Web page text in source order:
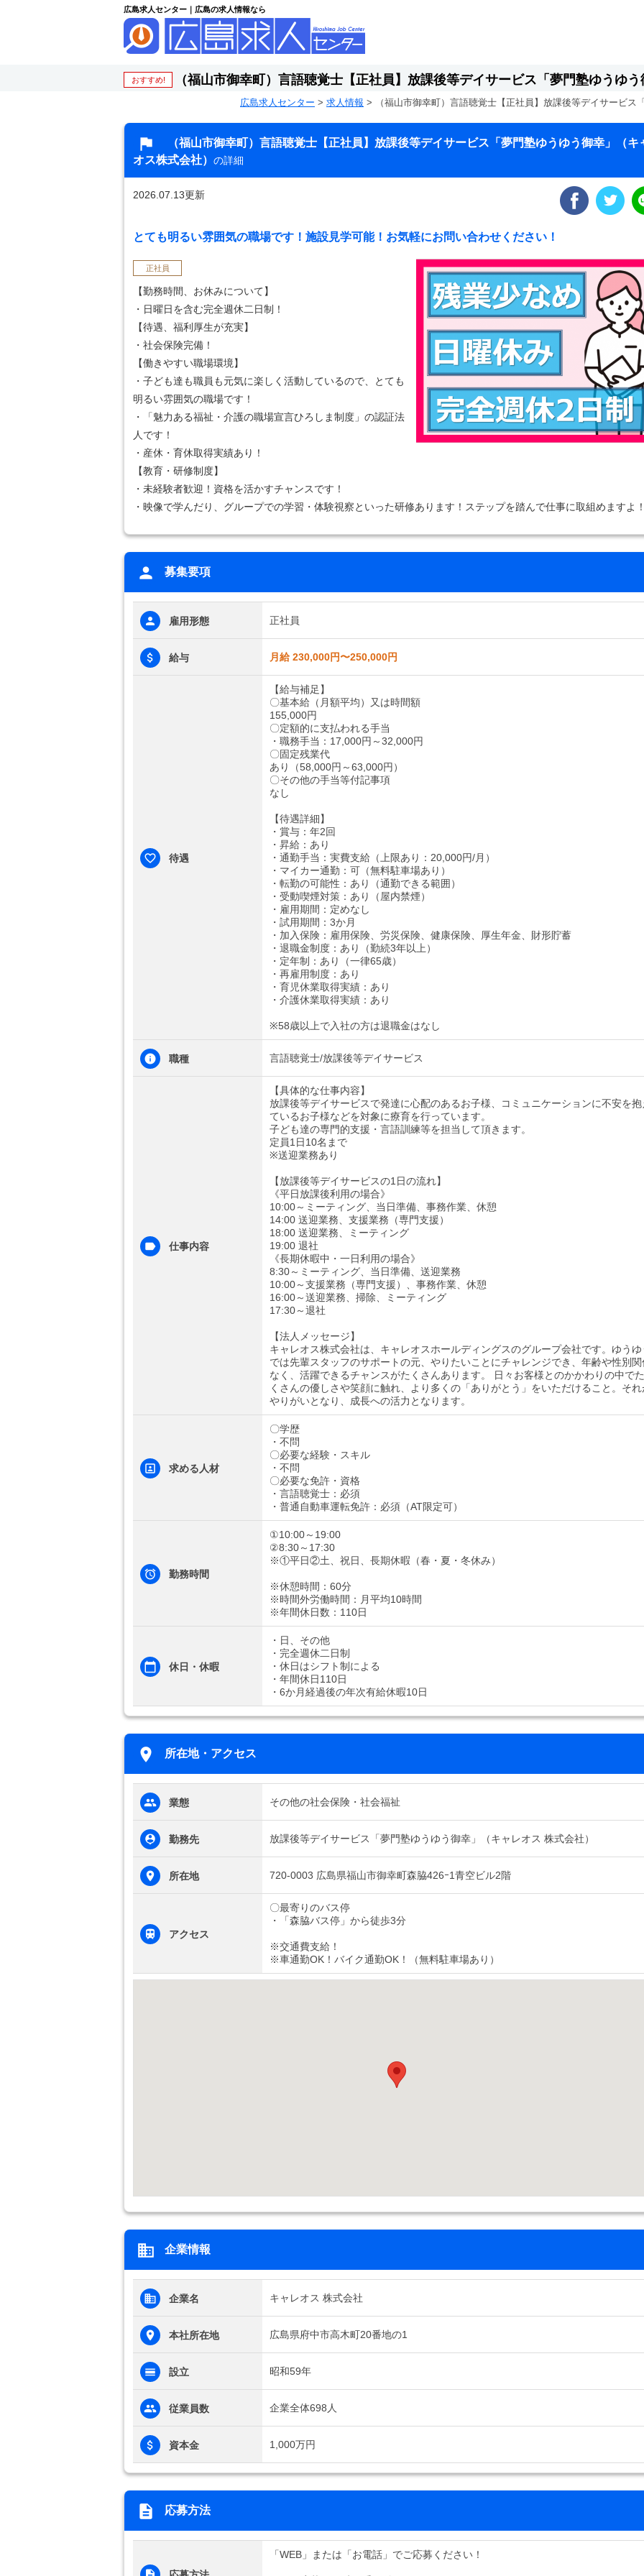
広島求人センター｜広島の求人情報なら
おすすめ! （福山市御幸町）言語聴覚士【正社員】放課後等デイサービス「夢門塾ゆうゆ
広島求人センター > 求人情報 > （福山市御幸町）言語聴覚士【正社員】放課後等デイサービ
（福山市御幸町）言語聴覚士【正社員】放課後等デイサービス「夢門塾ゆうゆう御幸」（キ
オス株式会社） の詳細
2026.07.13更新
とても明るい雰囲気の職場です！施設見学可能！お気軽にお問い合わせください！
正社員
【勤務時間、お休みについて】
・日曜日を含む完全週休二日制！
【待遇、福利厚生が充実】
・社会保険完備！
【働きやすい職場環境】
・子ども達も職員も元気に楽しく活動しているので、とても
明るい雰囲気の職場です！
・「魅力ある福祉・介護の職場宣言ひろしま制度」の認証法
人です！
・産休・育休取得実績あり！
【教育・研修制度】
・未経験者歓迎！資格を活かすチャンスです！
・映像で学んだり、グループでの学習・体験視察といった研修あります！ステップを踏んで仕事に取組めますよ
募集要項
雇用形態 正社員
給与 月給 230,000円〜250,000円
待遇
【給与補足】
〇基本給（月額平均）又は時間額
155,000円
〇定額的に支払われる手当
・職務手当：17,000円～32,000円
〇固定残業代
あり（58,000円～63,000円）
〇その他の手当等付記事項
なし
【待遇詳細】
・賞与：年2回
・昇給：あり
・通勤手当：実費支給（上限あり：20,000円/月）
・マイカー通勤：可（無料駐車場あり）
・転勤の可能性：あり（通勤できる範囲）
・受動喫煙対策：あり（屋内禁煙）
・雇用期間：定めなし
・試用期間：3か月
・加入保険：雇用保険、労災保険、健康保険、厚生年金、財形貯蓄
・退職金制度：あり（勤続3年以上）
・定年制：あり（一律65歳）
・再雇用制度：あり
・育児休業取得実績：あり
・介護休業取得実績：あり
※58歳以上で入社の方は退職金はなし
職種 言語聴覚士/放課後等デイサービス
仕事内容
【具体的な仕事内容】
放課後等デイサービスで発達に心配のあるお子様、コミュニケーションに不安を抱
ているお子様などを対象に療育を行っています。
子ども達の専門的支援・言語訓練等を担当して頂きます。
定員1日10名まで
※送迎業務あり
【放課後等デイサービスの1日の流れ】
《平日放課後利用の場合》
10:00～ミーティング、当日準備、事務作業、休憩
14:00 送迎業務、支援業務（専門支援）
18:00 送迎業務、ミーティング
19:00 退社
《長期休暇中・一日利用の場合》
8:30～ミーティング、当日準備、送迎業務
10:00～支援業務（専門支援）、事務作業、休憩
16:00～送迎業務、掃除、ミーティング
17:30～退社
【法人メッセージ】
キャレオス株式会社は、キャレオスホールディングスのグループ会社です。ゆうゆ
では先輩スタッフのサポートの元、やりたいことにチャレンジでき、年齢や性別関
なく、活躍できるチャンスがたくさんあります。 日々お客様とのかかわりの中でた
くさんの優しさや笑顔に触れ、より多くの「ありがとう」をいただけること。それ
やりがいとなり、成長への活力となります。
求める人材
〇学歴
・不問
〇必要な経験・スキル
・不問
〇必要な免許・資格
・言語聴覚士：必須
・普通自動車運転免許：必須（AT限定可）
勤務時間
①10:00～19:00
②8:30～17:30
※①平日②土、祝日、長期休暇（春・夏・冬休み）
※休憩時間：60分
※時間外労働時間：月平均10時間
※年間休日数：110日
休日・休暇
・日、その他
・完全週休二日制
・休日はシフト制による
・年間休日110日
・6か月経過後の年次有給休暇10日
所在地・アクセス
業態 その他の社会保険・社会福祉
勤務先 放課後等デイサービス「夢門塾ゆうゆう御幸」（キャレオス 株式会社）
所在地 720-0003 広島県福山市御幸町森脇426ｰ1青空ビル2階
アクセス
〇最寄りのバス停
・「森脇バス停」から徒歩3分
※交通費支給！
※車通勤OK！バイク通勤OK！（無料駐車場あり）
企業情報
企業名 キャレオス 株式会社
本社所在地 広島県府中市高木町20番地の1
設立 昭和59年
従業員数 企業全体698人
資本金 1,000万円
応募方法
「WEB」または「お電話」でご応募ください！